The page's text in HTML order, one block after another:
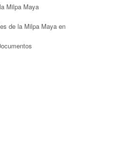
Milpa Maya
de la Milpa Maya en